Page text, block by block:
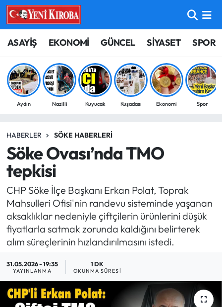
ASAYİŞ EKONOMİ GÜNCEL SİYASET SPOR
Aydın Nazilli Kuyucak Kuşadası Ekonomi Spor
HABERLER SÖKE HABERLERI
Söke Ovası’nda TMO
tepkisi
CHP Söke İlçe Başkanı Erkan Polat, Toprak
Mahsulleri Ofisi'nin randevu sisteminde yaşanan
aksaklıklar nedeniyle çiftçilerin ürünlerini düşük
fiyatlarla satmak zorunda kaldığını belirterek
alım süreçlerinin hızlandırılmasını istedi.
31.05.2026 - 19:35
YAYINLANMA
1 DK
OKUNMA SÜRESI
ASAYİŞ
BİLİM-TEKNOLOJİ
ÇEVRE
EĞİTİM
EKONOMİ
GÜNCEL
GÜNDEM
MAGAZİN
SAĞLIK
SİYASET
Aydın Nöbetçi Eczaneler
Aydın Hava Durumu
Aydin Namaz Vakitleri
Süper Lig Puan Durumu ve Fikstür
Tüm Manşetler
Son Dakika Haberleri
Haber Arşivi